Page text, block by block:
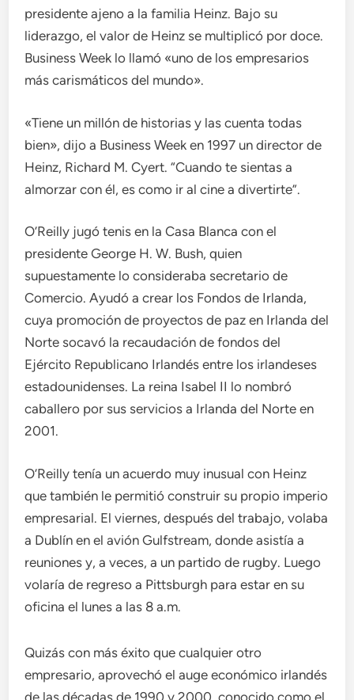
presidente ajeno a la familia Heinz. Bajo su
liderazgo, el valor de Heinz se multiplicó por doce.
Business Week lo llamó «uno de los empresarios
más carismáticos del mundo».
«Tiene un millón de historias y las cuenta todas
bien», dijo a Business Week en 1997 un director de
Heinz, Richard M. Cyert. “Cuando te sientas a
almorzar con él, es como ir al cine a divertirte”.
O’Reilly jugó tenis en la Casa Blanca con el
presidente George H. W. Bush, quien
supuestamente lo consideraba secretario de
Comercio. Ayudó a crear los Fondos de Irlanda,
cuya promoción de proyectos de paz en Irlanda del
Norte socavó la recaudación de fondos del
Ejército Republicano Irlandés entre los irlandeses
estadounidenses. La reina Isabel II lo nombró
caballero por sus servicios a Irlanda del Norte en
2001.
O’Reilly tenía un acuerdo muy inusual con Heinz
que también le permitió construir su propio imperio
empresarial. El viernes, después del trabajo, volaba
a Dublín en el avión Gulfstream, donde asistía a
reuniones y, a veces, a un partido de rugby. Luego
volaría de regreso a Pittsburgh para estar en su
oficina el lunes a las 8 a.m.
Quizás con más éxito que cualquier otro
empresario, aprovechó el auge económico irlandés
de las décadas de 1990 y 2000, conocido como el